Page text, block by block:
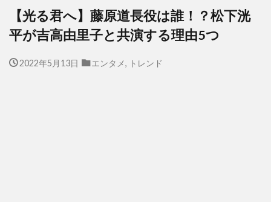
【光る君へ】藤原道長役は誰！？松下洸
平が吉高由里子と共演する理由5つ
2022年5月13日 エンタメ, トレンド